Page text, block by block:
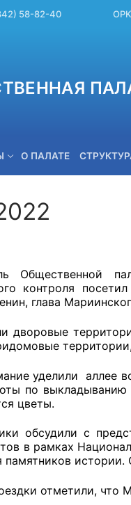
58-82-40
О ПАЛАТЕ
при
по
Общественной
контроля
глава
дворовые
уделили аллее
по
цветы.
обсудили с
в рамках
памятников
отметили, что